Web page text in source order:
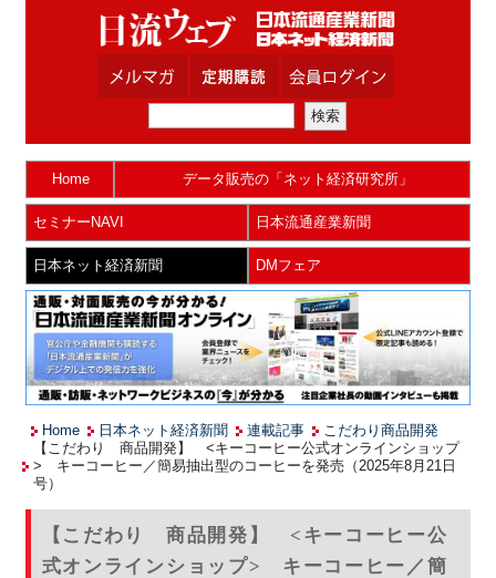
Home データ販売の「ネット経済研究所」
セミナーNAVI 日本流通産業新聞
日本ネット経済新聞 DMフェア
Home 日本ネット経済新聞 連載記事
こだわり商品開発
【こだわり 商品開発】 <キーコーヒー公式オンラインショップ
> キーコーヒー／簡易抽出型のコーヒーを発売（2025年8月21日
号）
【こだわり 商品開発】 <キーコーヒー公
式オンラインショップ> キーコーヒー／簡